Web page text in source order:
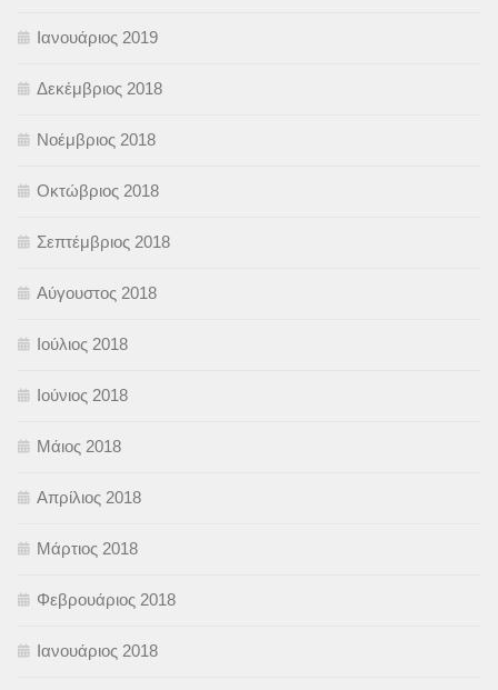
Ιανουάριος 2019
Δεκέμβριος 2018
Νοέμβριος 2018
Οκτώβριος 2018
Σεπτέμβριος 2018
Αύγουστος 2018
Ιούλιος 2018
Ιούνιος 2018
Μάιος 2018
Απρίλιος 2018
Μάρτιος 2018
Φεβρουάριος 2018
Ιανουάριος 2018